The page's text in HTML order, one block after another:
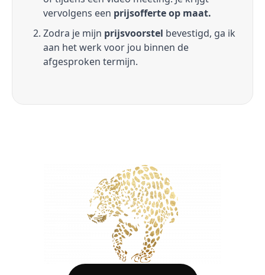
vervolgens een prijsofferte op maat.
Zodra je mijn prijsvoorstel bevestigd, ga ik
aan het werk voor jou binnen de
afgesproken termijn.